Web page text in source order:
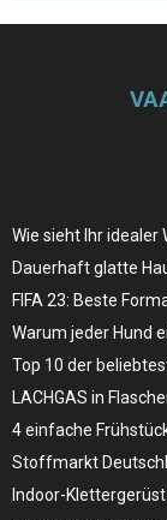
Wie sieht Ihr idealer
Dauerhaft glatte
FIFA 23: Beste
Warum jeder Hund
Top 10 der
LACHGAS in
4 einfache
Stoffmarkt
Indoor-